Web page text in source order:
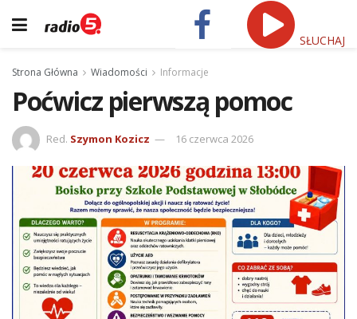
SŁUCHAJ
Strona Główna Wiadomości Informacje
Poćwicz pierwszą pomoc
Red. Szymon Kozicz 16 czerwca 2026